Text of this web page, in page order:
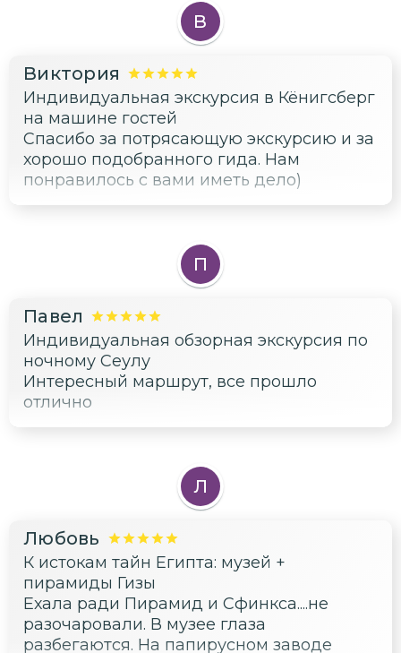
В
Виктория
Индивидуальная экскурсия в Кёнигсберг
на машине гостей
Спасибо за потрясающую экскурсию и за
хорошо подобранного гида. Нам
понравилось с вами иметь дело)
П
Павел
Индивидуальная обзорная экскурсия по
ночному Сеулу
Интересный маршрут, все прошло
отлично
Л
Любовь
К истокам тайн Египта: музей +
пирамиды Гизы
Ехала ради Пирамид и Сфинкса....не
разочаровали. В музее глаза
разбегаются. На папирусном заводе